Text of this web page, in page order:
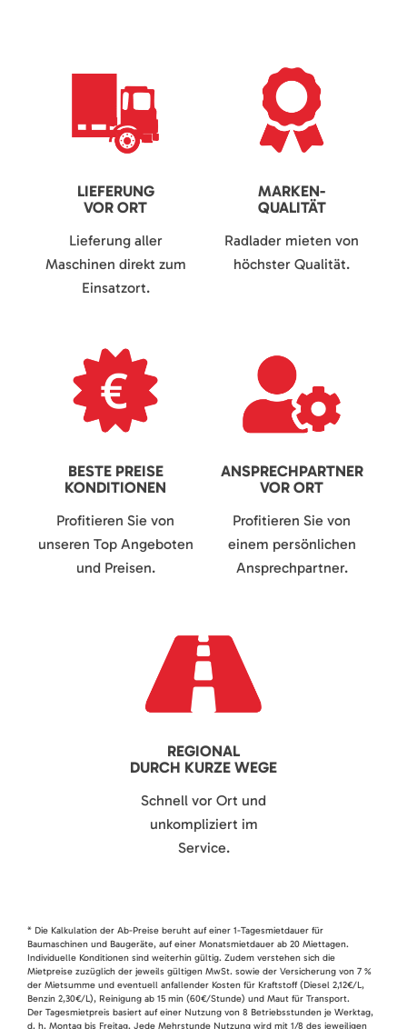
LIEFERUNG
VOR ORT
Lieferung aller
Maschinen direkt zum
Einsatzort.
MARKEN-
QUALITÄT
Radlader mieten von
höchster Qualität.
BESTE PREISE
KONDITIONEN
Profitieren Sie von
unseren Top Angeboten
und Preisen.
ANSPRECHPARTNER
VOR ORT
Profitieren Sie von
einem persönlichen
Ansprechpartner.
REGIONAL
DURCH KURZE WEGE
Schnell vor Ort und
unkompliziert im
Service.
* Die Kalkulation der Ab-Preise beruht auf einer 1-Tagesmietdauer für
Baumaschinen und Baugeräte, auf einer Monatsmietdauer ab 20 Miettagen.
Individuelle Konditionen sind weiterhin gültig. Zudem verstehen sich die
Mietpreise zuzüglich der jeweils gültigen MwSt. sowie der Versicherung von 7 %
der Mietsumme und eventuell anfallender Kosten für Kraftstoff (Diesel 2,12€/L,
Benzin 2,30€/L), Reinigung ab 15 min (60€/Stunde) und Maut für Transport.
Der Tagesmietpreis basiert auf einer Nutzung von 8 Betriebsstunden je Werktag,
d. h. Montag bis Freitag. Jede Mehrstunde Nutzung wird mit 1/8 des jeweiligen